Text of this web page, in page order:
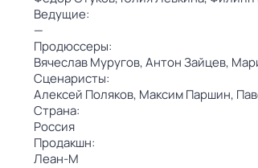
Ведущие:
—
Продюссеры:
Вячеслав Муругов,Антон Зайцев,
Сценаристы:
Алексей Поляков, Максим Паршин,
Страна:
Россия
Продакшн:
Леан-М